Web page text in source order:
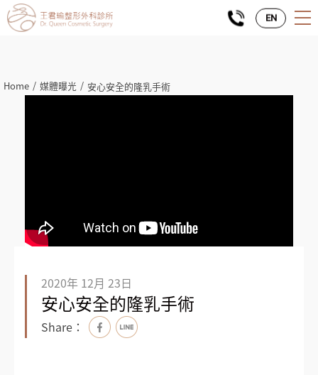
EN
Home 媒體曝光 安心安全的隆乳手術
2020年 12月 23日
安心安全的隆乳手術
Share：